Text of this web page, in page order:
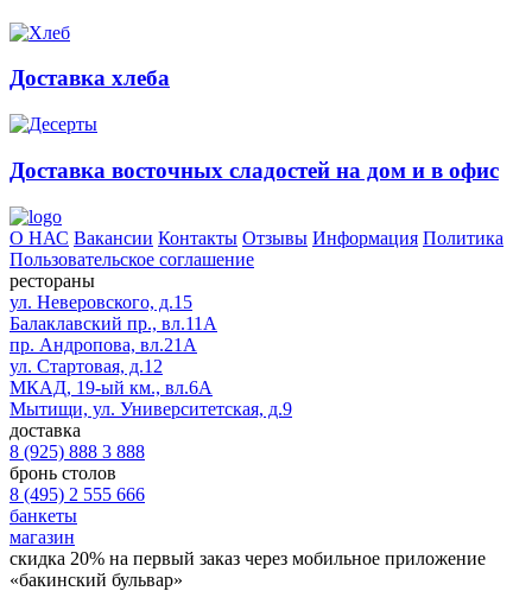
Доставка хлеба
Доставка восточных сладостей на дом и в офис
О НАС Вакансии Контакты Отзывы Информация Политика
Пользовательское соглашение
рестораны
ул. Неверовского, д.15
Балаклавский пр., вл.11А
пр. Андропова, вл.21А
ул. Стартовая, д.12
МКАД, 19-ый км., вл.6А
Мытищи, ул. Университетская, д.9
доставка
8 (925) 888 3 888
бронь столов
8 (495) 2 555 666
банкеты
магазин
скидка 20% на первый заказ через мобильное приложение
«бакинский бульвар»